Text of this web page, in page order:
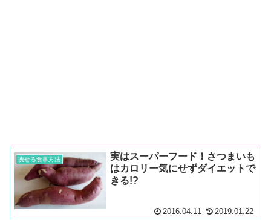
痩せる食事方法
実はスーパーフード！さつまいも
はカロリー気にせずダイエットで
きる!?
2016.04.11 2019.01.22